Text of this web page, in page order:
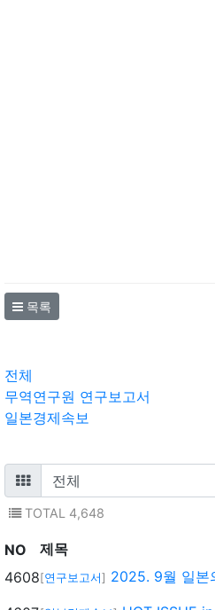
목록
전체
무역연구원 연구보고서
일본경제속보
TOTAL 4,648
NO
제목
4608 [연구보고서] 2025. 9월 일본